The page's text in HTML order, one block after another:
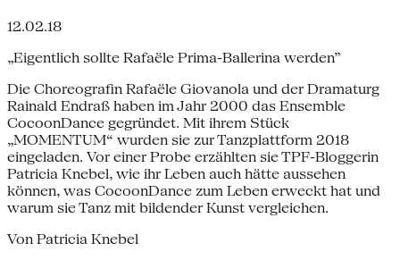
12.02.18
„Eigentlich sollte Rafaële Prima-Ballerina werden”
Die Choreografin Rafaële Giovanola und der Dramaturg
Rainald Endraß haben im Jahr 2000 das Ensemble
CocoonDance gegründet. Mit ihrem Stück
„MOMENTUM“ wurden sie zur Tanzplattform 2018
eingeladen. Vor einer Probe erzählten sie TPF-Bloggerin
Patricia Knebel, wie ihr Leben auch hätte aussehen
können, was CocoonDance zum Leben erweckt hat und
warum sie Tanz mit bildender Kunst vergleichen.
Von Patricia Knebel